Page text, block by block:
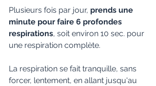
Plusieurs fois par jour, prends une
minute pour faire 6 profondes
respirations, soit environ 10 sec. pour
une respiration complète.
La respiration se fait tranquille, sans
forcer, lentement, en allant jusqu'au